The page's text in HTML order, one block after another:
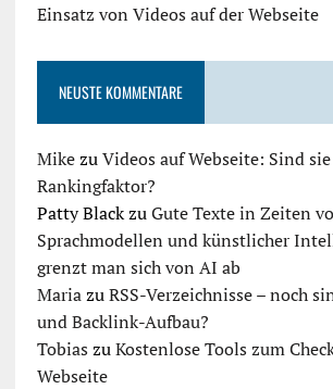
Einsatz von Videos auf der Webseite
NEUSTE KOMMENTARE
MikezuVideos auf Webseite: Sind
Rankingfaktor?
Patty BlackzuGute Texte in Zeiten
Sprachmodellen und künstlicher
grenzt man sich von AI ab
MariazuRSS-Verzeichnisse – noch
und Backlink-Aufbau?
Tobias zuKostenlose Tools zum
Webseite